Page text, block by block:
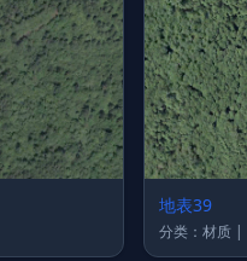
地表39